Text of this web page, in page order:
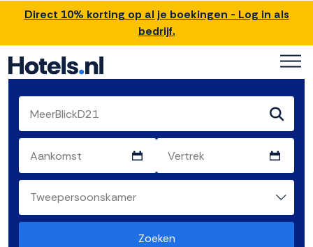
Direct 10% korting op al je boekingen - Log in als
bedrijf.
Zoeken